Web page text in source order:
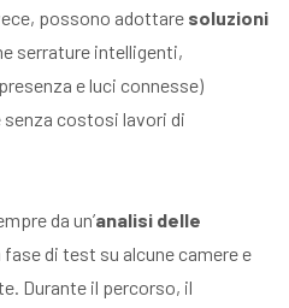
possono adottare soluzioni
serrature intelligenti,
e luci connesse)
costosi lavori di
da un’analisi delle
fase di test su alcune camere e
Durante il percorso, il